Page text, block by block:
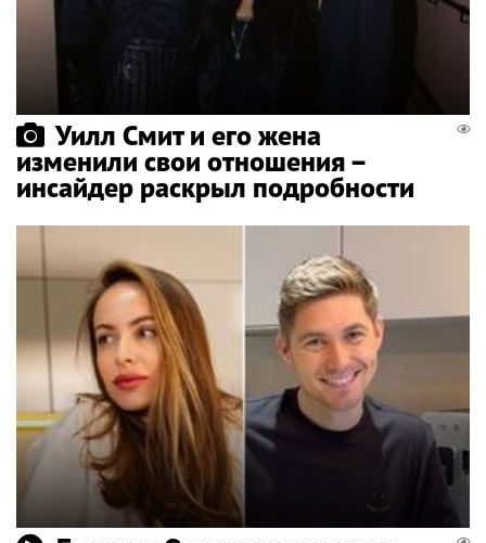
Уилл Смит и его жена
изменили свои отношения –
инсайдер раскрыл подробности